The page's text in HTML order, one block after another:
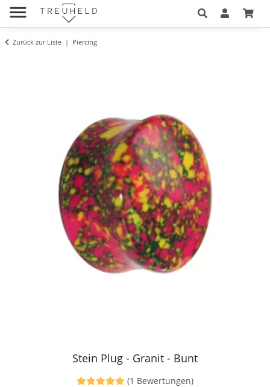
Zurück zur Liste Piercing
Stein Plug - Granit - Bunt
(1 Bewertungen)